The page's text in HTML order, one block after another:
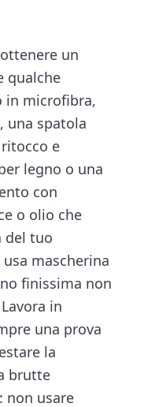
un
qualche
in microfibra,
una spatola
e
legno o una
con
o olio che
del tuo
mascherina
finissima non
in
una prova
la
brutte
non usare